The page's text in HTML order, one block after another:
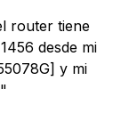
router tiene
desde mi
y mi